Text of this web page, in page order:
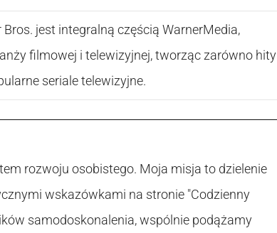
Bros. jest integralną częścią WarnerMedia,
filmowej i telewizyjnej, tworząc zarówno hity
seriale telewizyjne.
rozwoju osobistego. Moja misja to dzielenie
wskazówkami na stronie "Codzienny
samodoskonalenia, wspólnie podążamy